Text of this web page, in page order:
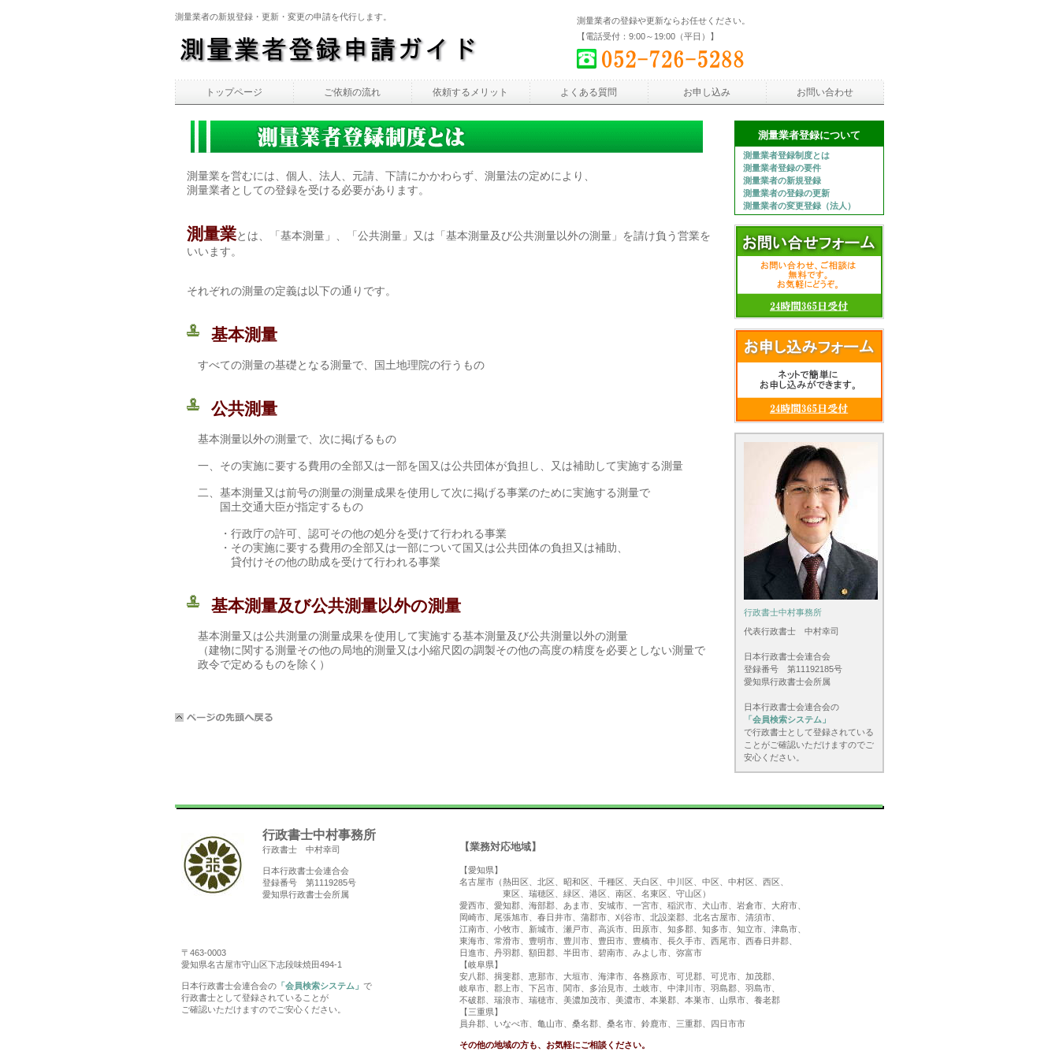
測量業者の新規登録・更新・変更の申請を代行します。
測量業者の登録や更新ならお任せください。
【電話受付：9:00～19:00（平日）】
測量業を営むには、個人、法人、元請、下請にかかわらず、測量法の定めにより、
測量業者としての登録を受ける必要があります。
測量業とは、「基本測量」、「公共測量」又は「基本測量及び公共測量以外の測量」を請け負う営業を
いいます。
それぞれの測量の定義は以下の通りです。
基本測量
すべての測量の基礎となる測量で、国土地理院の行うもの
公共測量
基本測量以外の測量で、次に掲げるもの
一、その実施に要する費用の全部又は一部を国又は公共団体が負担し、又は補助して実施する測量
二、基本測量又は前号の測量の測量成果を使用して次に掲げる事業のために実施する測量で
国土交通大臣が指定するもの
・行政庁の許可、認可その他の処分を受けて行われる事業
・その実施に要する費用の全部又は一部について国又は公共団体の負担又は補助、
貸付けその他の助成を受けて行われる事業
基本測量及び公共測量以外の測量
基本測量又は公共測量の測量成果を使用して実施する基本測量及び公共測量以外の測量
（建物に関する測量その他の局地的測量又は小縮尺図の調製その他の高度の精度を必要としない測量で
政令で定めるものを除く）
トップページ ご依頼の流れ 依頼するメリット よくある質問 お申し込み お問い合わせ
測量業者登録について
測量業者登録制度とは
測量業者登録の要件
測量業者の新規登録
測量業者の登録の更新
測量業者の変更登録（法人）
行政書士中村事務所
代表行政書士 中村幸司
日本行政書士会連合会
登録番号 第11192185号
愛知県行政書士会所属
日本行政書士会連合会の
「会員検索システム」
で行政書士として登録されている
ことがご確認いただけますのでご
安心ください。
行政書士中村事務所
行政書士 中村幸司
日本行政書士会連合会
登録番号 第1119285号
愛知県行政書士会所属
【業務対応地域】
【愛知県】
名古屋市（熱田区、北区、昭和区、千種区、天白区、中川区、中区、中村区、西区、
東区、瑞穂区、緑区、港区、南区、名東区、守山区）
愛西市、愛知郡、海部郡、あま市、安城市、一宮市、稲沢市、犬山市、岩倉市、大府市、
岡崎市、尾張旭市、春日井市、蒲郡市、刈谷市、北設楽郡、北名古屋市、清須市、
江南市、小牧市、新城市、瀬戸市、高浜市、田原市、知多郡、知多市、知立市、津島市、
東海市、常滑市、豊明市、豊川市、豊田市、豊橋市、長久手市、西尾市、西春日井郡、
日進市、丹羽郡、額田郡、半田市、碧南市、みよし市、弥富市
【岐阜県】
安八郡、揖斐郡、恵那市、大垣市、海津市、各務原市、可児郡、可児市、加茂郡、
岐阜市、郡上市、下呂市、関市、多治見市、土岐市、中津川市、羽島郡、羽島市、
不破郡、瑞浪市、瑞穂市、美濃加茂市、美濃市、本巣郡、本巣市、山県市、養老郡
【三重県】
員弁郡、いなべ市、亀山市、桑名郡、桑名市、鈴鹿市、三重郡、四日市市
その他の地域の方も、お気軽にご相談ください。
〒463-0003
愛知県名古屋市守山区下志段味焼田494-1
日本行政書士会連合会の 「会員検索システム」 で
行政書士として登録されていることが
ご確認いただけますのでご安心ください。